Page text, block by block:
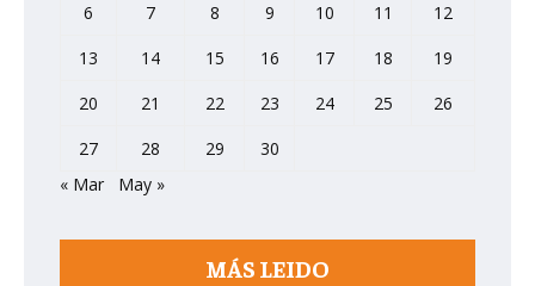
6
7 8 9 10 11
12
13
14 15 16 17 18
19
20
21 22 23 24 25
26
27
28 29
30
« Mar
May »
MÁS LEIDO